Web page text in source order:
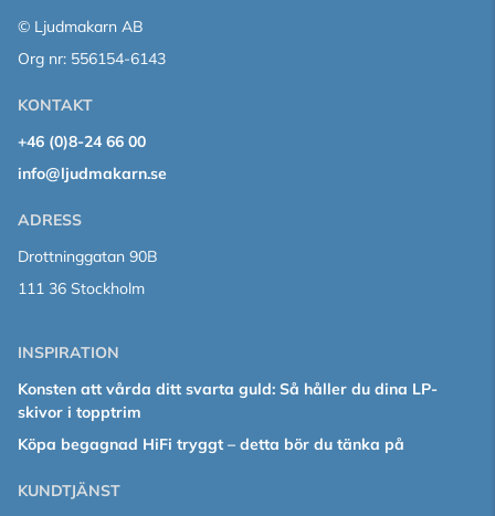
© Ljudmakarn AB
Org nr: 556154-6143
KONTAKT
+46 (0)8-24 66 00
info@ljudmakarn.se
ADRESS
Drottninggatan 90B
111 36 Stockholm
INSPIRATION
Konsten att vårda ditt svarta guld: Så håller du dina LP-
skivor i topptrim
Köpa begagnad HiFi tryggt – detta bör du tänka på
KUNDTJÄNST